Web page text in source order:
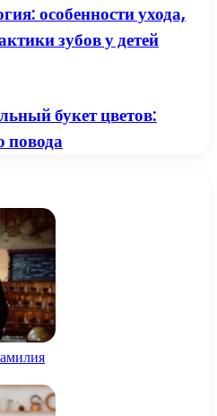
особенности ухода,
зубов у детей
букет цветов:
повода